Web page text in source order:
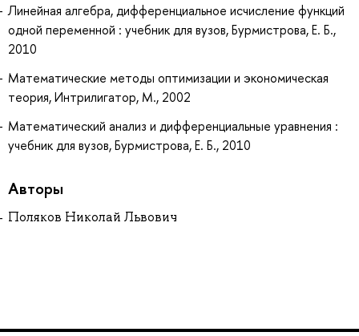
Линейная алгебра, дифференциальное исчисление функций
одной переменной : учебник для вузов, Бурмистрова, Е. Б.,
2010
Математические методы оптимизации и экономическая
теория, Интрилигатор, М., 2002
Математический анализ и дифференциальные уравнения :
учебник для вузов, Бурмистрова, Е. Б., 2010
Авторы
Поляков Николай Львович